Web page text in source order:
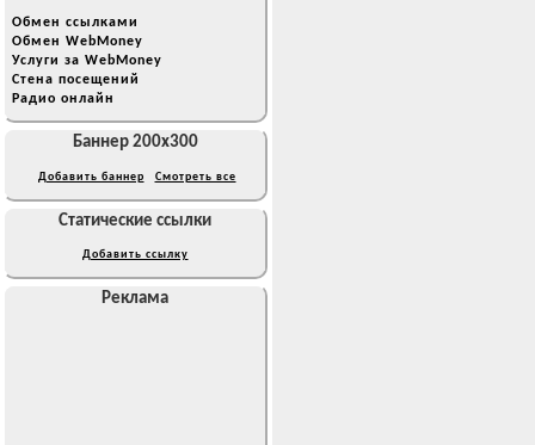
Обмен ссылками
Обмен WebMoney
Услуги за WebMoney
Стена посещений
Радио онлайн
Баннер 200x300
Добавить баннер Смотреть все
Статические ссылки
Добавить ссылку
Реклама